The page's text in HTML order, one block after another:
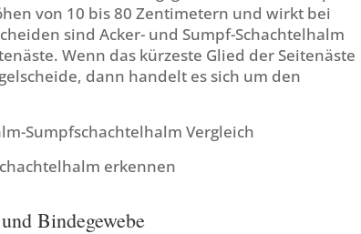
von 10 bis 80 Zentimetern und wirkt bei
sind Acker- und Sumpf-Schachtelhalm
Wenn das kürzeste Glied der Seitenäste
dann handelt es sich um den
Bindegewebe